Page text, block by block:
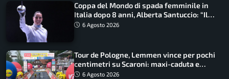
Coppa del Mondo di spada femminile in
Italia dopo 8 anni, Alberta Santuccio: “Il
lavoro dà sempre i suoi frutti”
6 Agosto 2026
Tour de Pologne, Lemmen vince per pochi
centimetri su Scaroni: maxi-caduta e
tappa accorciata
6 Agosto 2026